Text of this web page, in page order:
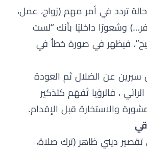
تردد في أمر مهم (زواج، عمل،
وشعورًا داخليًا بأنك “لست
فيظهر في صورة خطأ في
عن الضلال ثم العودة
، فالرؤيا تُفهَم كتذكير
والاستخارة قبل الإقدام.
تقصير ديني ظاهر (ترك صلاة،